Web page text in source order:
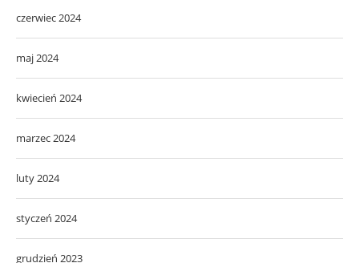
czerwiec 2024
maj 2024
kwiecień 2024
marzec 2024
luty 2024
styczeń 2024
grudzień 2023